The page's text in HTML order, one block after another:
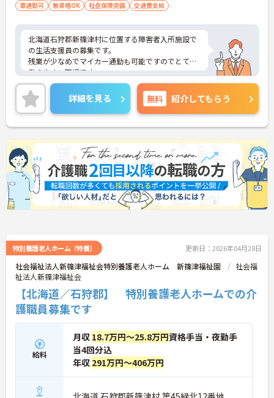
車通勤可 無資格OK 社会保険完備 交通費支給
北海道石狩郡新篠津村に位置する障害者入所施設で
の生活支援員の募集です。
残業が少なめでマイカー通勤も可能ですのでとても
働きやすい職場です。
ご興味をお持ちの方はお気軽にお問い合わせくださ
い。
詳細を見る 無料 紹介してもらう
特別養護老人ホーム（特養） 更新日：2026年04月28日
社会福祉法人新篠津福祉会特別養護老人ホーム 新篠津福祉園
社会福
祉法人新篠津福祉会
【北海道／石狩郡】 特別養護老人ホームでの介
護職員募集です
給料
月収 18.7万円～25.8万円資格手当・夜勤手
当4回分込
年収 291万円～406万円